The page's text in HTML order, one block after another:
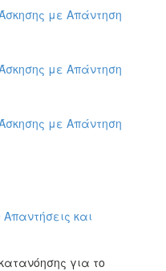
με Απάντηση
με Απάντηση
με Απάντηση
και
για το